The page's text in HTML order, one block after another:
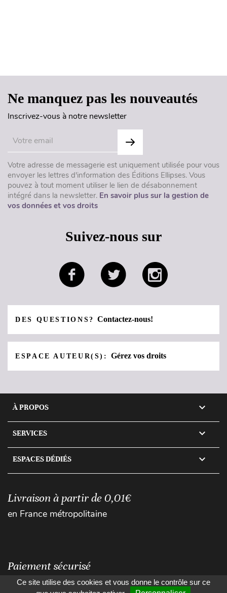
Ne manquez pas les nouveautés
Inscrivez-vous à notre newsletter
Votre adresse de messagerie est uniquement utilisée pour vous
envoyer les lettres d'information des Éditions Ellipses. Vous
pouvez à tout moment utiliser le lien de désabonnement
intégré dans la newsletter. En savoir plus sur la gestion de
vos données et vos droits
Suivez-nous sur
DES QUESTIONS?Contactez-nous!
ESPACE AUTEUR(S):Gérez vos droits
À PROPOS 
SERVICES 
ESPACES DÉDIÉS 
Livraison à partir de 0,01€
en France métropolitaine
Paiement sécurisé
Ce site utilise des cookies et vous donne le contrôle sur ce